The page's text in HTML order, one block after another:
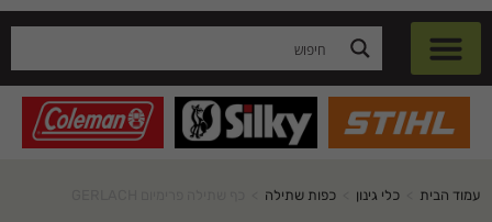
עמוד הבית כלי גינון כפות שתילה